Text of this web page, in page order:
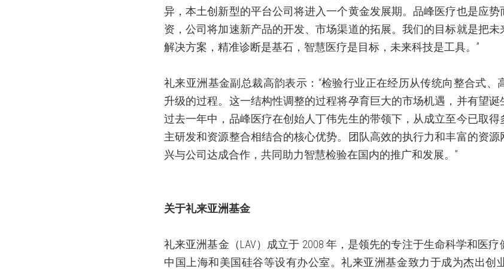
异，本土创新型的平台公司将进入一个黄金发展期。品峰医疗也是应
资，公司将加速新产品的开发、市场渠道的拓展。我们的目标就是把
解决方案，精准诊断是基石，智慧医疗是目标，未来科技是工具。”
礼来亚洲基金副总裁高韵表示：“检验行业正在经历从传统向整合式、
升级的过程。这一结构性调整的过程将孕育巨大的市场机遇，并有望
过去一年中，品峰医疗在创始人丁伟先生的带领下，从成立至今已取得
主研发和资源整合相结合的核心优势。团队高效的执行力和丰富的资
兴与公司达成合作，共同助力智慧检验在国内的推广和发展。”
关于礼来亚洲基金
礼来亚洲基金（LAV）成立于 2008 年，是领先的专注于生命科学和医
中国上海和美国硅谷等设有办公室。礼来亚洲基金致力于成为杰出创